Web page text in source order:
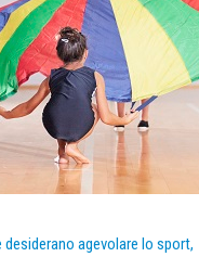
agevolare lo sport,